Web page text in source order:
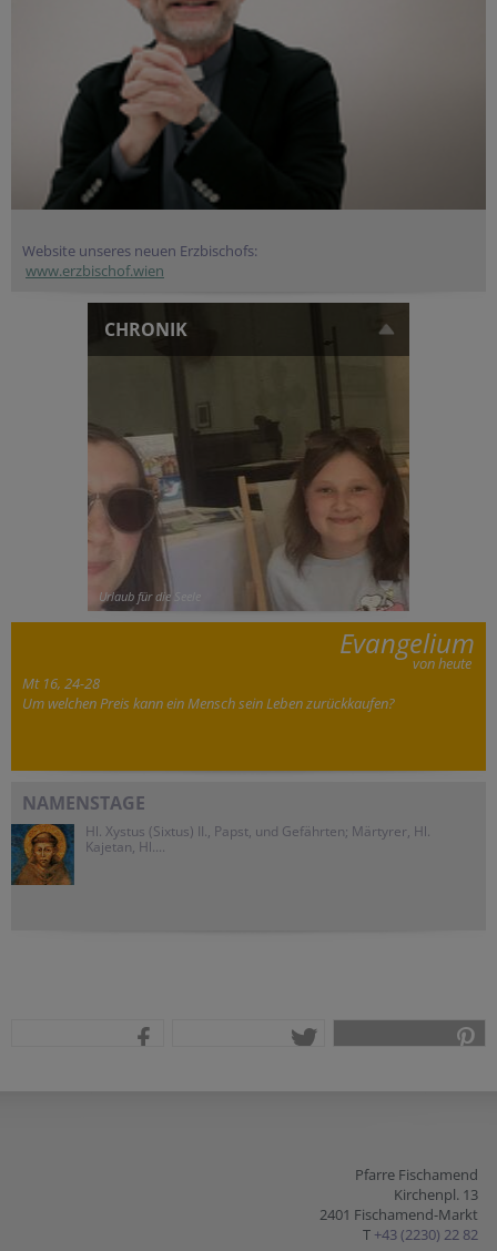
Website unseres neuen Erzbischofs:
www.erzbischof.wien
CHRONIK
Urlaub für die Seele
Evangelium
von heute
Mt 16, 24-28
Um welchen Preis kann ein Mensch sein Leben zurückkaufen?
NAMENSTAGE
Hl. Xystus (Sixtus) II., Papst, und Gefährten; Märtyrer, Hl.
Kajetan, Hl....
Pfarre Fischamend
Kirchenpl. 13
2401 Fischamend-Markt
T +43 (2230) 22 82